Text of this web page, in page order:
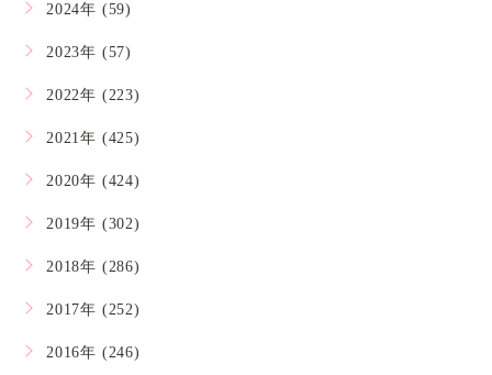
2024年 (59)
2023年 (57)
2022年 (223)
2021年 (425)
2020年 (424)
2019年 (302)
2018年 (286)
2017年 (252)
2016年 (246)